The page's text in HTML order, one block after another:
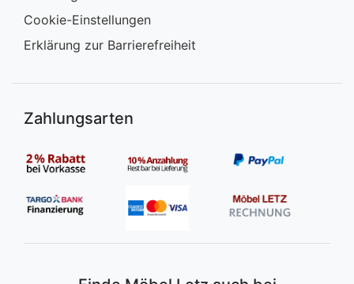
Cookie-Einstellungen
Erklärung zur Barrierefreiheit
Zahlungsarten